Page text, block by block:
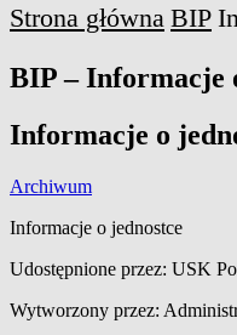
Strona główna BIP
BIP – Informacje
Informacje o
Archiwum
Informacje o jednostce
Udostępnione przez: USK
Wytworzony przez: